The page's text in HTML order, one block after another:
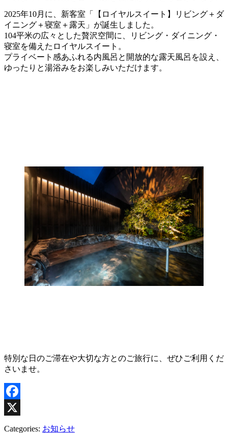
2025年10月に、新客室「【ロイヤルスイート】リビング＋ダ
イニング＋寝室＋露天」が誕生しました。
104平米の広々とした贅沢空間に、リビング・ダイニング・
寝室を備えたロイヤルスイート。
プライベート感あふれる内風呂と開放的な露天風呂を設え、
ゆったりと湯浴みをお楽しみいただけます。
特別な日のご滞在や大切な方とのご旅行に、ぜひご利用くだ
さいませ。
Facebook
Categories: お知らせ